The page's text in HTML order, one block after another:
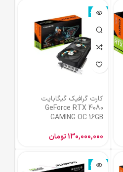
ناموجود
کارت گرافیک گیگابایت
GeForce RTX 4080
GAMING OC 16GB
130,000,000تومان
ناموجود